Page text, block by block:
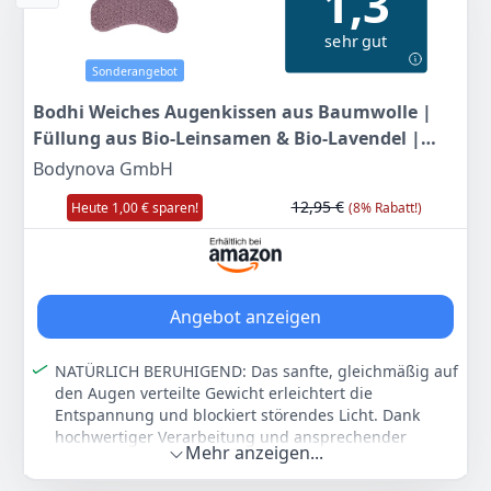
SPA oder kleine Auszeiten zwischendurch.
Nachhaltig & vegan – Hergestellt aus atmungsaktiver
Baumwolle. Erleichtert die Entspannung durch
sanftes Gewicht auf den Augen und abhalten des
Lichts.
Abnehmbarer Bezug aus Baumwolle, waschbar bei
30°C
Farbe
Schiefergrau Yosana 250 g
95 €
UVP:12,95 €-15%
Anzeigen
Sonderangebot
sehr gut
Bodhi Weiches Augenkissen aus Baumwolle |
Füllung aus Bio-Leinsamen & Bio-Lavendel |
Vegan | Augenmaske für Yoga, Entspannung &
Meditation | Bloom, aubergine
Bodynova GmbH
Heute 1,00 € sparen! 12,95 € (8% Rabatt!)
Angebot anzeigen
NATÜRLICH BERUHIGEND: Das sanfte, gleichmäßig auf
den Augen verteilte Gewicht erleichtert die
Entspannung und blockiert störendes Licht. Dank
hochwertiger Verarbeitung und ansprechender
Geschenkverpackung eignet sich das Augenkissen
auch ideal als Geschenk für Yoga, Wellness und
Mehr anzeigen...